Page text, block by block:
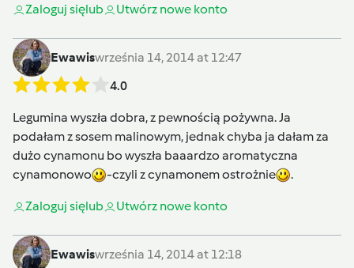
Zaloguj sięlub Utwórz nowe konto
Ewawiswrześnia 14, 2014 at 12:47
4.0
Legumina wyszła dobra, z pewnością pożywna. Ja
podałam z sosem malinowym, jednak chyba ja dałam za
dużo cynamonu bo wyszła baaardzo aromatyczna
cynamonowo
-czyli z cynamonem ostrożnie .
Zaloguj sięlub Utwórz nowe konto
Ewawiswrześnia 14, 2014 at 12:18